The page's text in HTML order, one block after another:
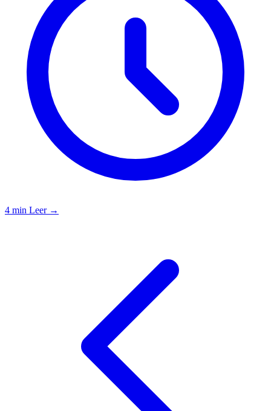
4 min Leer →